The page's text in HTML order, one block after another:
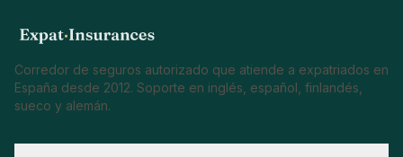
Corredor de seguros autorizado que atiende a expatriados en
España desde 2012. Soporte en inglés, español, finlandés,
sueco y alemán.